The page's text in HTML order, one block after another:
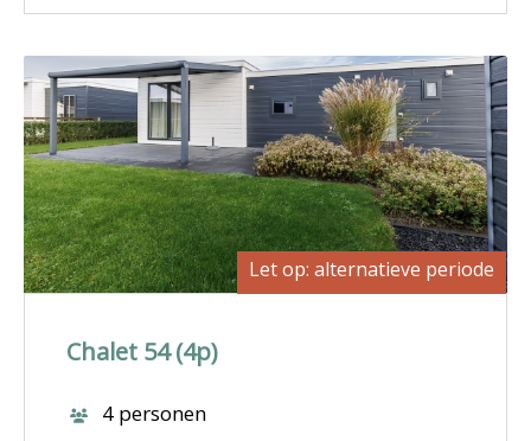
Let op: alternatieve periode
Chalet 54 (4p)
4 personen